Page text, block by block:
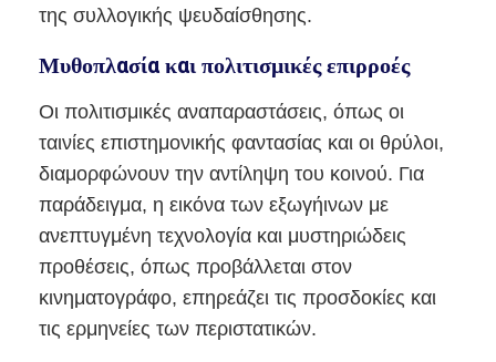
της συλλογικής ψευδαίσθησης.
Μυθοπλασία και πολιτισμικές επιρροές
Οι πολιτισμικές αναπαραστάσεις, όπως οι
ταινίες επιστημονικής φαντασίας και οι θρύλοι,
διαμορφώνουν την αντίληψη του κοινού. Για
παράδειγμα, η εικόνα των εξωγήινων με
ανεπτυγμένη τεχνολογία και μυστηριώδεις
προθέσεις, όπως προβάλλεται στον
κινηματογράφο, επηρεάζει τις προσδοκίες και
τις ερμηνείες των περιστατικών.